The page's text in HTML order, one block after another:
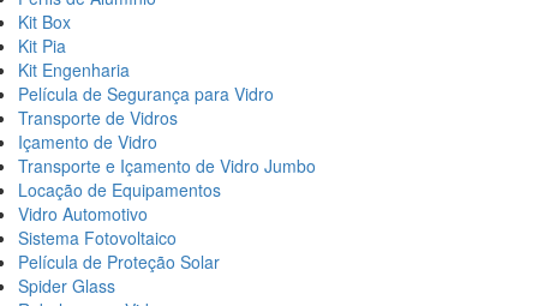
Kit Box
Kit Pia
Kit Engenharia
Película de Segurança para Vidro
Transporte de Vidros
Içamento de Vidro
Transporte e Içamento de Vidro Jumbo
Locação de Equipamentos
Vidro Automotivo
Sistema Fotovoltaico
Película de Proteção Solar
Spider Glass